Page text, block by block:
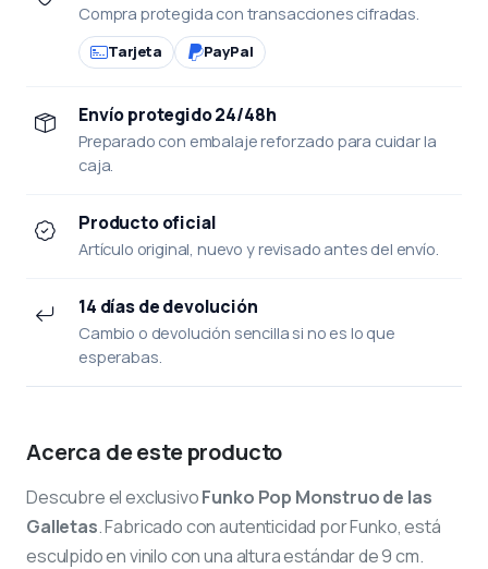
Compra protegida con transacciones cifradas.
Tarjeta PayPal
Envío protegido 24/48h
Preparado con embalaje reforzado para cuidar la
caja.
Producto oficial
Artículo original, nuevo y revisado antes del envío.
14 días de devolución
Cambio o devolución sencilla si no es lo que
esperabas.
Acerca de este producto
Descubre el exclusivoFunko Pop Monstruo de las
Galletas. Fabricado con autenticidad por Funko, está
esculpido en vinilo con una altura estándar de 9 cm.